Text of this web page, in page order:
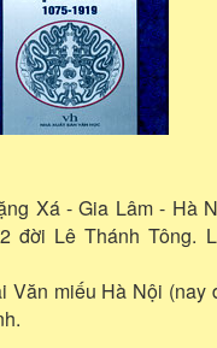
Xá - Gia Lâm - Hà
đời Lê Thánh Tông.
Văn miếu Hà Nội (nay